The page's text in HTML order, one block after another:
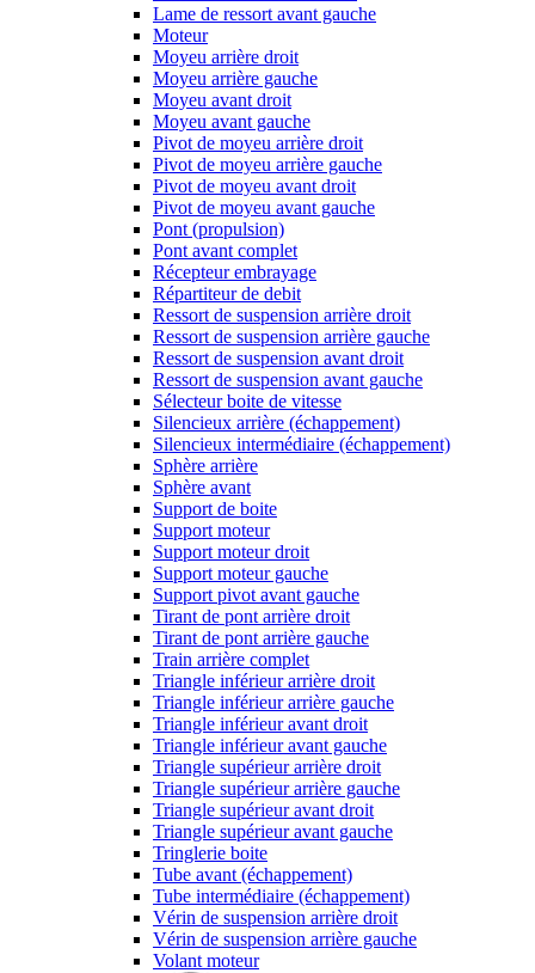
Lame de ressort avant gauche
Moteur
Moyeu arrière droit
Moyeu arrière gauche
Moyeu avant droit
Moyeu avant gauche
Pivot de moyeu arrière droit
Pivot de moyeu arrière gauche
Pivot de moyeu avant droit
Pivot de moyeu avant gauche
Pont (propulsion)
Pont avant complet
Récepteur embrayage
Répartiteur de debit
Ressort de suspension arrière droit
Ressort de suspension arrière gauche
Ressort de suspension avant droit
Ressort de suspension avant gauche
Sélecteur boite de vitesse
Silencieux arrière (échappement)
Silencieux intermédiaire (échappement)
Sphère arrière
Sphère avant
Support de boite
Support moteur
Support moteur droit
Support moteur gauche
Support pivot avant gauche
Tirant de pont arrière droit
Tirant de pont arrière gauche
Train arrière complet
Triangle inférieur arrière droit
Triangle inférieur arrière gauche
Triangle inférieur avant droit
Triangle inférieur avant gauche
Triangle supérieur arrière droit
Triangle supérieur arrière gauche
Triangle supérieur avant droit
Triangle supérieur avant gauche
Tringlerie boite
Tube avant (échappement)
Tube intermédiaire (échappement)
Vérin de suspension arrière droit
Vérin de suspension arrière gauche
Volant moteur